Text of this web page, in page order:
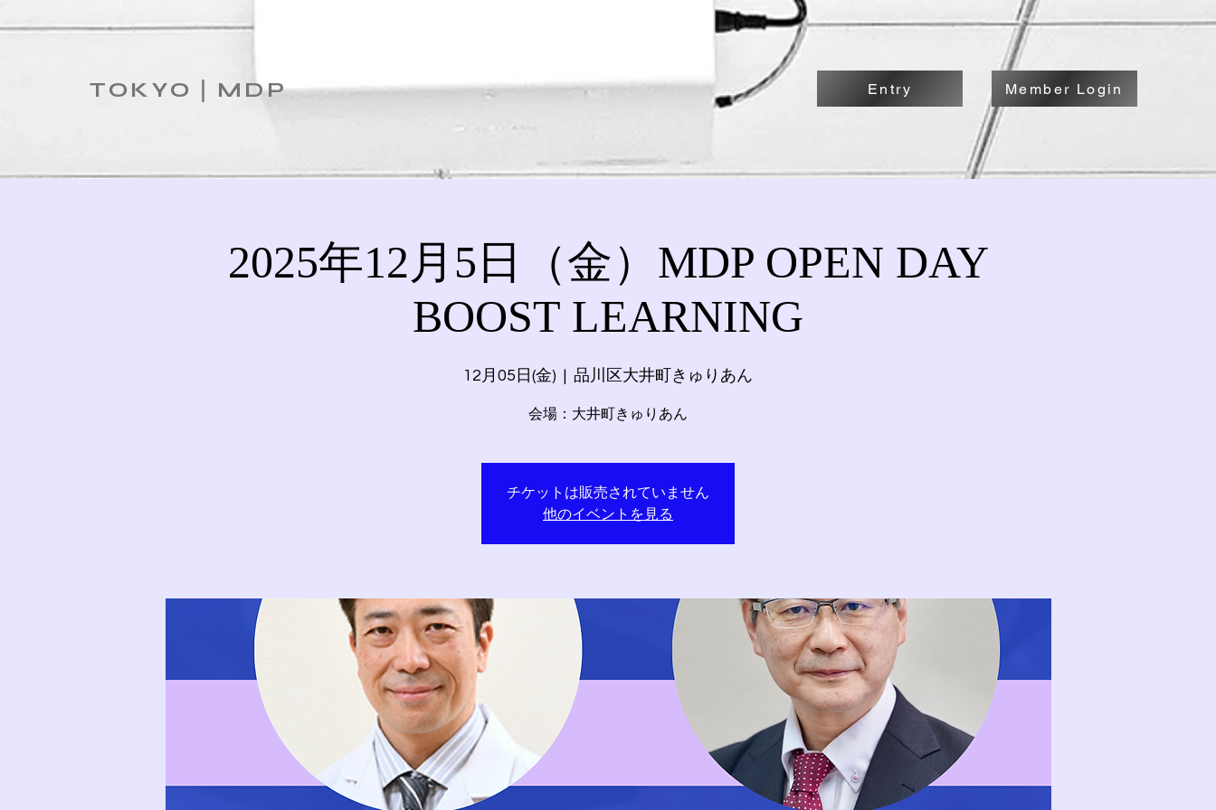
TOKYO｜MDP Entry Member Login
2025年12月5日（金）MDP OPEN DAY
BOOST LEARNING
12月05日(金)
  |
品川区大井町きゅりあん
会場：大井町きゅりあん
チケットは販売されていません
他のイベントを見る